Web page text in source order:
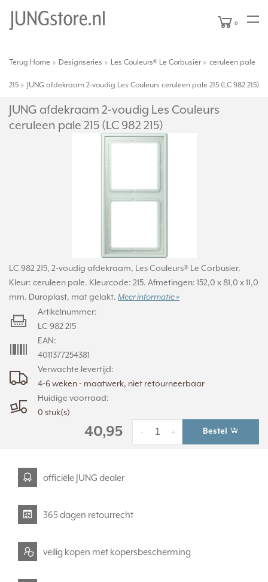
0
Terug Home Designseries Les Couleurs® Le Corbusier ceruleen pale
215 JUNG afdekraam 2-voudig Les Couleurs ceruleen pale 215 (LC 982 215)
JUNG afdekraam 2-voudig Les Couleurs
ceruleen pale 215 (LC 982 215)
LC 982 215, 2-voudig afdekraam, Les Couleurs® Le Corbusier.
Kleur: ceruleen pale. Kleurcode: 215. Afmetingen: 152,0 x 81,0 x 11,0
mm. Duroplast, mat gelakt. Meer informatie »
Verwachte levertijd:
4-6 weken - maatwerk, niet retourneerbaar
Huidige voorraad:
0 stuk(s)
Artikelnummer:
LC 982 215
EAN:
4011377254381
40,95 +
- Bestel
officiële JUNG dealer
365 dagen retourrecht
veilig kopen met kopersbescherming